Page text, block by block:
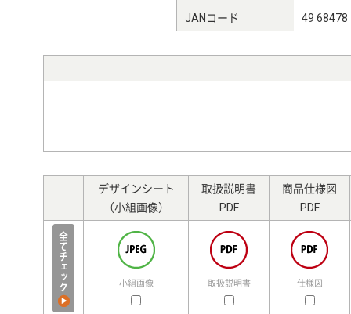
JANコード
49 68478
デザインシート
（小組画像）
取扱説明書
PDF
商品仕様図
PDF
小組画像 取扱説明書 仕様図